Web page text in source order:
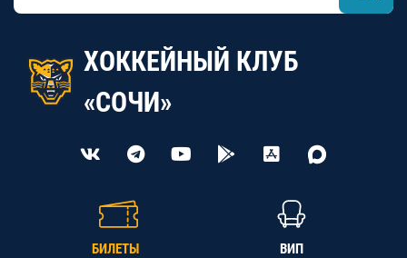
ХОККЕЙНЫЙ КЛУБ
«СОЧИ»
БИЛЕТЫ ВИП